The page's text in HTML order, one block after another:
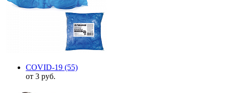
COVID-19 (55)
от 3 руб.